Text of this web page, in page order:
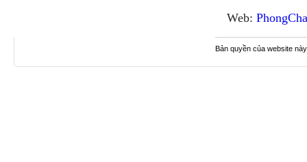
Web:
Bản quyền của website